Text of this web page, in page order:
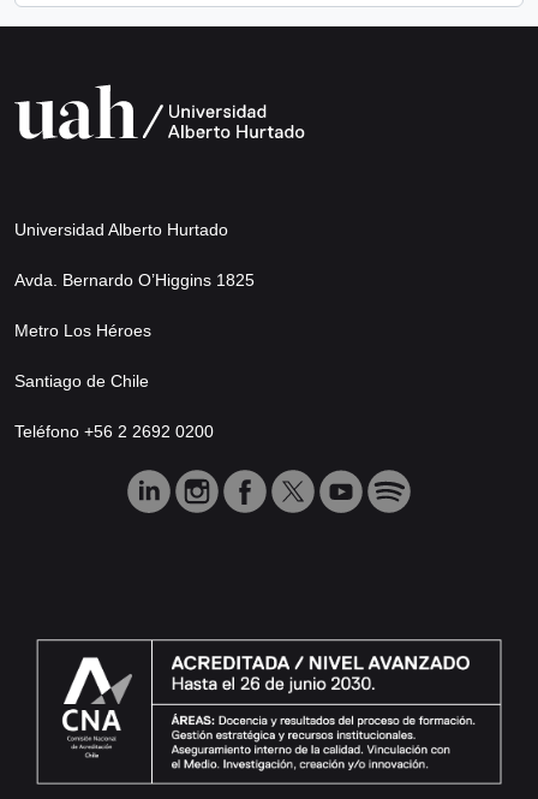
Universidad Alberto Hurtado
Avda. Bernardo O’Higgins 1825
Metro Los Héroes
Santiago de Chile
Teléfono +56 2 2692 0200